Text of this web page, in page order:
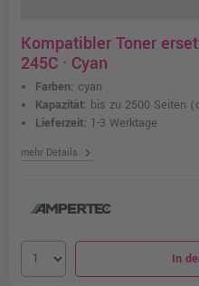
Kompatibler Toner
245C · Cyan
Farben: cyan
Kapazität: bis zu 2500 Seiten
Lieferzeit: 1-3 Werktage
mehr Details chevron_right
In